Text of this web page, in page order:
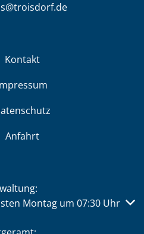
Kontakt
Anfahrt
oder Schließzeiten
Montag um 07:30 Uhr